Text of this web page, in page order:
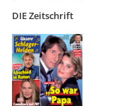
DIE Zeitschrift